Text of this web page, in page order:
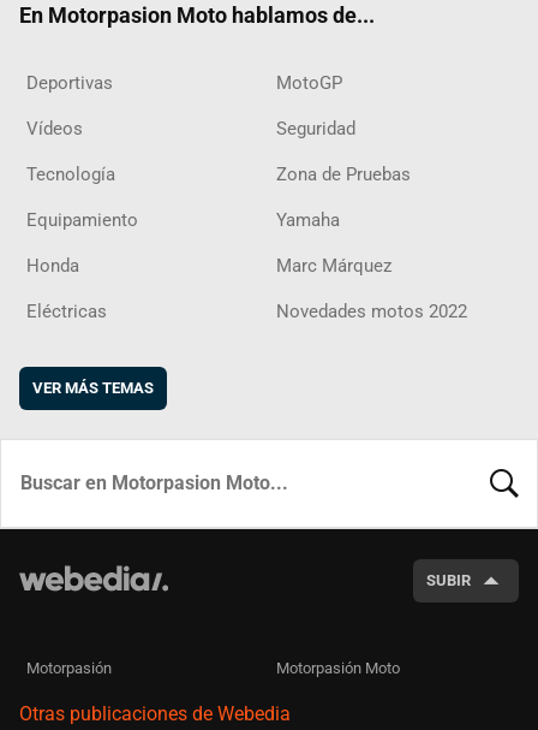
En Motorpasion Moto hablamos de...
Deportivas MotoGP
Vídeos Seguridad
Tecnología Zona de Pruebas
Equipamiento Yamaha
Honda Marc Márquez
Eléctricas Novedades motos 2022
VER MÁS TEMAS
SUBIR
Motorpasión Motorpasión Moto
Otras publicaciones de Webedia